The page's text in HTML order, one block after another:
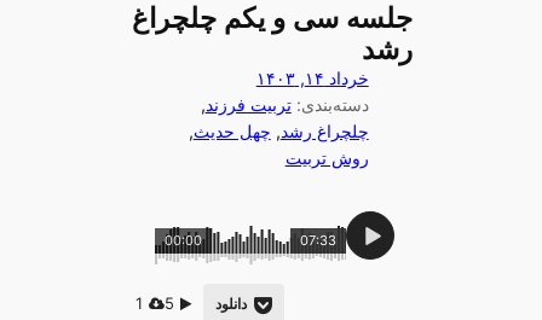
جلسه سی و یکم چلچراغ
رشد
خرداد ۱۴, ۱۴۰۳
دسته‌بندی:تربیت فرزند,
چلچراغ رشد, چهل حدیث,
روش تربیت
07:33
00:00
دانلود 5
1